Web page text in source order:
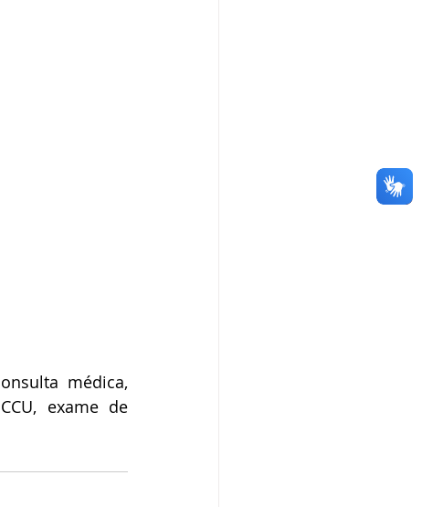
médica,
exame de